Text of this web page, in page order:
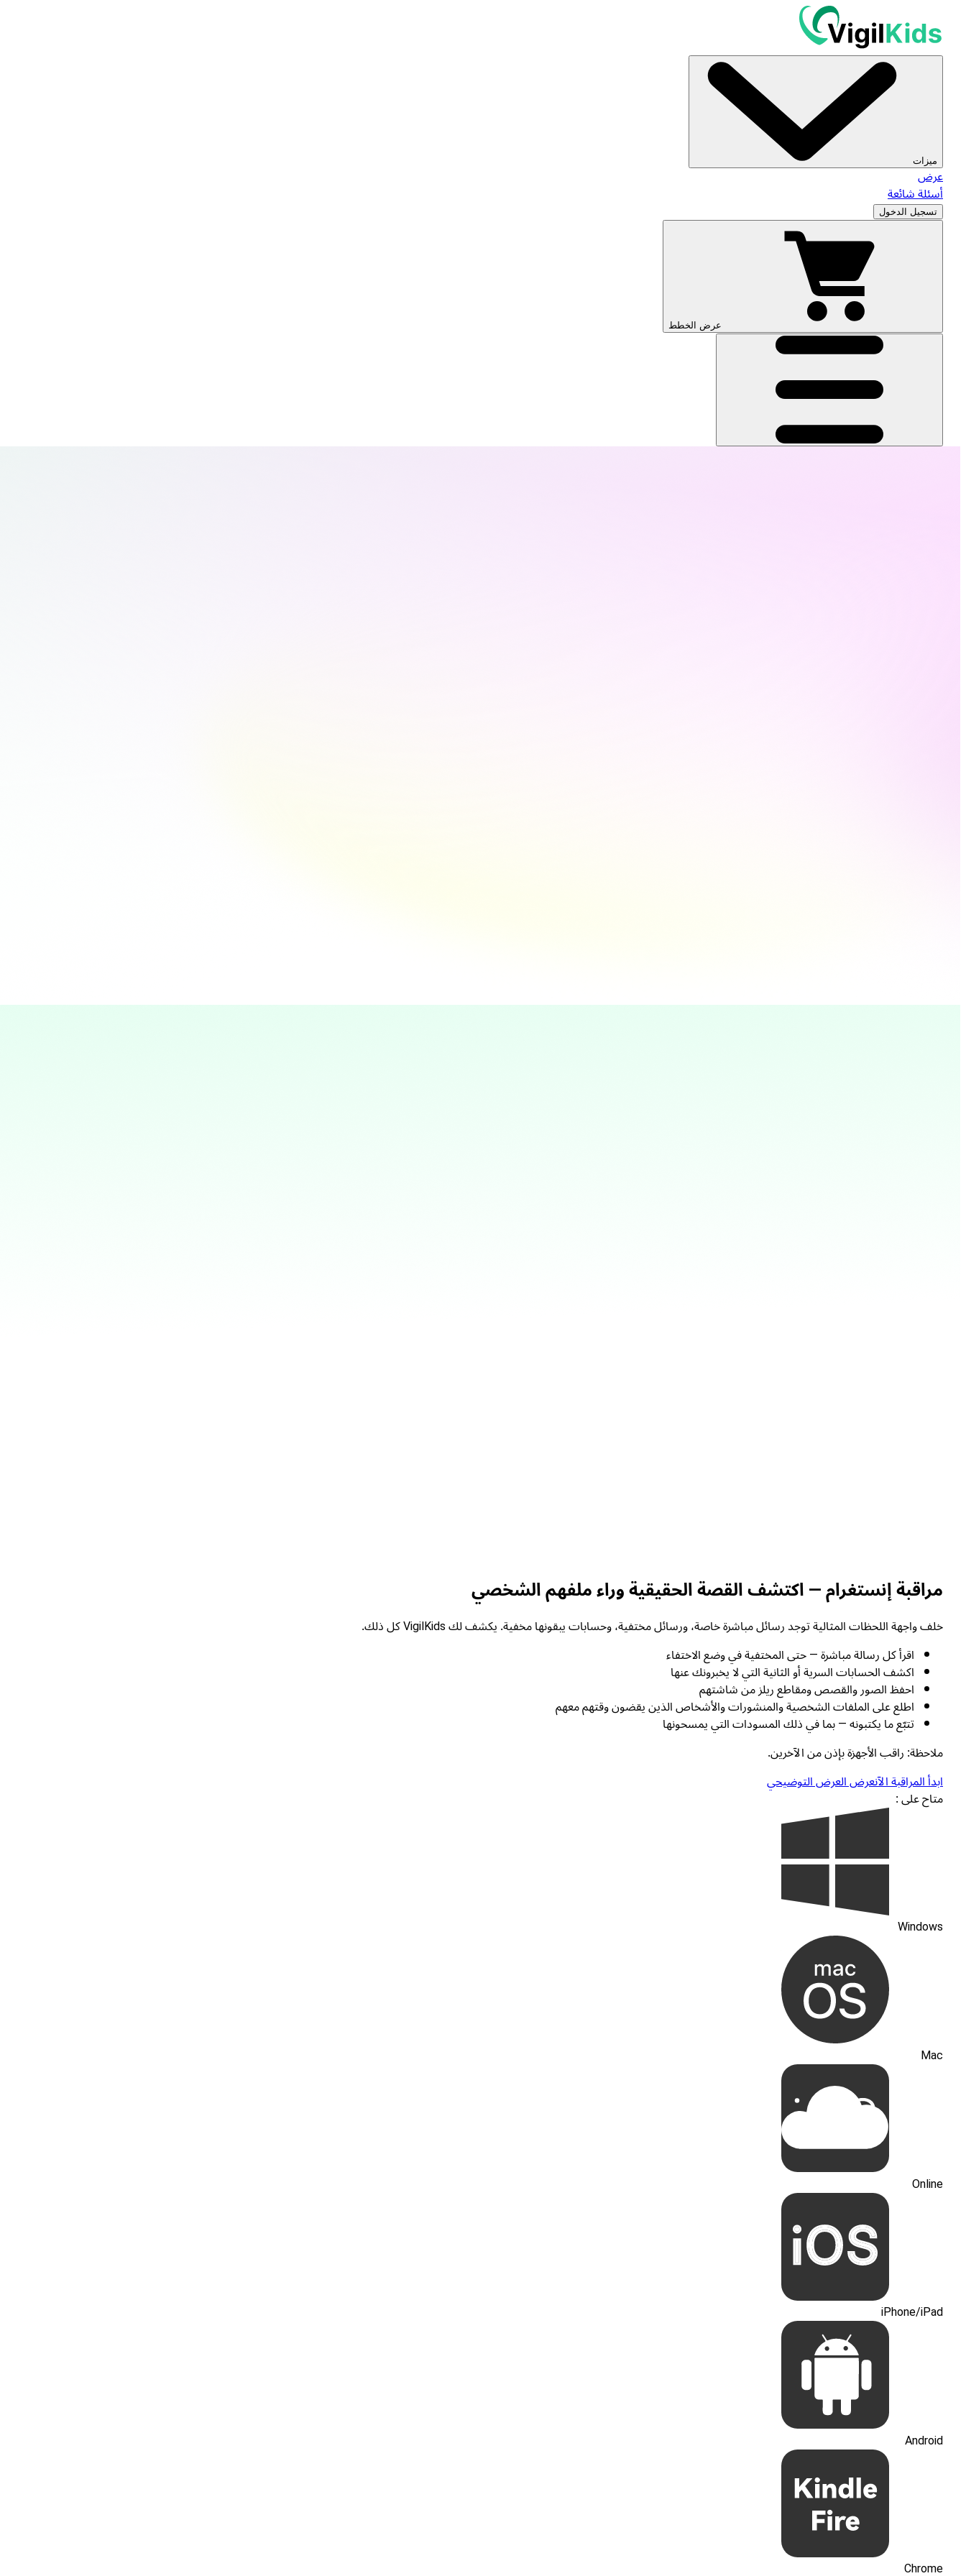
ميزات
عرض
أسئلة شائعة
تسجيل الدخول
عرض الخطط
مراقبة إنستغرام— اكتشف القصة الحقيقية وراء ملفهم الشخصي
خلف واجهة اللحظات المثالية توجد رسائل مباشرة خاصة، ورسائل مختفية، وحسابات يبقونها مخفية. يكشف لك VigilKids كل ذلك.
اقرأ كل رسالة مباشرة — حتى المختفية في وضع الاختفاء
اكشف الحسابات السرية أو الثانية التي لا يخبرونك عنها
احفظ الصور والقصص ومقاطع ريلز من شاشتهم
اطلع على الملفات الشخصية والمنشورات والأشخاص الذين يقضون وقتهم معهم
تتبّع ما يكتبونه — بما في ذلك المسودات التي يمسحونها
ملاحظة: راقب الأجهزة بإذن من الآخرين.
ابدأ المراقبة الآنعرض العرض التوضيحي
متاح على :
Windows
Mac
Online
iPhone/iPad
Android
Chrome